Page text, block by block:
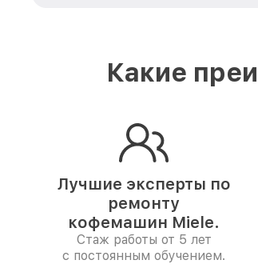
Какие
Лучшие эксперты по
ремонту
кофемашин Miele.
Стаж работы от 5 лет
с постоянным обучением.